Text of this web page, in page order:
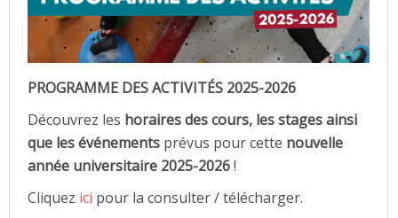
PROGRAMME DES ACTIVITÉS 2025-2026
Découvrez les horaires des cours, les stages ainsi
que les événements prévus pour cette nouvelle
année universitaire 2025-2026!
Cliquez ici pour la consulter / télécharger.